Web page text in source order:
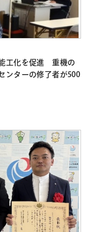
工化を促進 重機の
ンターの修了者が500